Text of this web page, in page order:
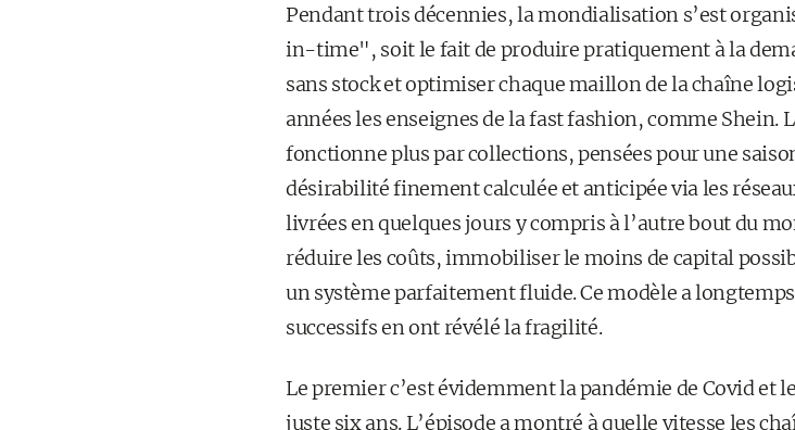
Pendant trois décennies, la mondialisation s’est
in-time", soit le fait de produire pratiquement à la
sans stock et optimiser chaque maillon de la chaîne
années les enseignes de la fast fashion, comme Shein.
fonctionne plus par collections, pensées pour une
désirabilité finement calculée et anticipée via les
livrées en quelques jours y compris à l’autre bout du
réduire les coûts, immobiliser le moins de capital
un système parfaitement fluide. Ce modèle a
successifs en ont révélé la fragilité.
Le premier c’est évidemment la pandémie de Covid
juste six ans. L’épisode a montré à quelle vitesse les